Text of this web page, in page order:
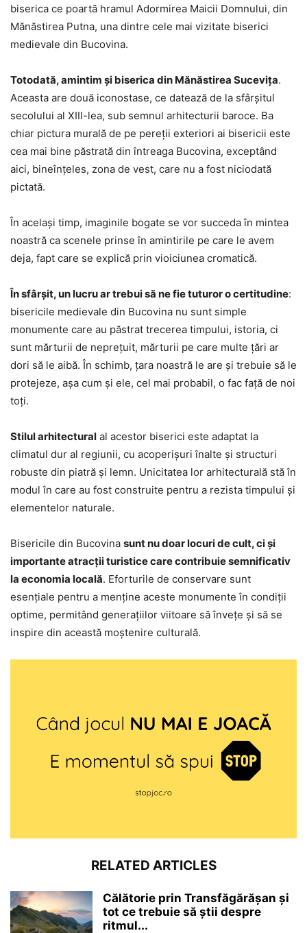
biserica ce poartă hramul Adormirea Maicii Domnului, din
Mănăstirea Putna, una dintre cele mai vizitate biserici
medievale din Bucovina.
Totodată, amintim şi biserica din Mănăstirea Suceviţa.
Aceasta are două iconostase, ce datează de la sfârşitul
secolului al XIII-lea, sub semnul arhitecturii baroce. Ba
chiar pictura murală de pe pereţii exteriori ai bisericii este
cea mai bine păstrată din întreaga Bucovina, exceptând
aici, bineînţeles, zona de vest, care nu a fost niciodată
pictată.
În acelaşi timp, imaginile bogate se vor succeda în mintea
noastră ca scenele prinse în amintirile pe care le avem
deja, fapt care se explică prin vioiciunea cromatică.
În sfârşit, un lucru ar trebui să ne fie tuturor o certitudine:
bisericile medievale din Bucovina nu sunt simple
monumente care au păstrat trecerea timpului, istoria, ci
sunt mărturii de nepreţuit, mărturii pe care multe ţări ar
dori să le aibă. În schimb, ţara noastră le are şi trebuie să le
protejeze, aşa cum şi ele, cel mai probabil, o fac faţă de noi
toţi.
Stilul arhitectural al acestor biserici este adaptat la
climatul dur al regiunii, cu acoperișuri înalte și structuri
robuste din piatră și lemn. Unicitatea lor arhitecturală stă în
modul în care au fost construite pentru a rezista timpului și
elementelor naturale.
Bisericile din Bucovina sunt nu doar locuri de cult, ci și
importante atracții turistice care contribuie semnificativ
la economia locală. Eforturile de conservare sunt
esențiale pentru a menține aceste monumente în condiții
optime, permitând generațiilor viitoare să învețe și să se
inspire din această moștenire culturală.
RELATED ARTICLES
Călătorie prin Transfăgărășan și
tot ce trebuie să știi despre
ritmul...